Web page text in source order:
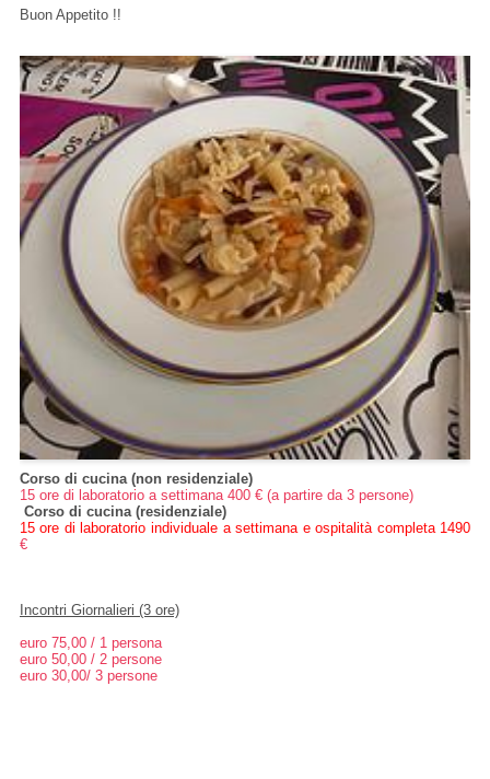
Buon Appetito !!
Corso di cucina (non residenziale)
15 ore di laboratorio a settimana 400 € (a partire da 3 persone)
Corso di cucina (residenziale)
15 ore di laboratorio individuale a settimana e ospitalità completa 1490
€
Incontri Giornalieri (3 ore)
euro 75,00 / 1 persona
euro 50,00 / 2 persone
euro 30,00/ 3 persone